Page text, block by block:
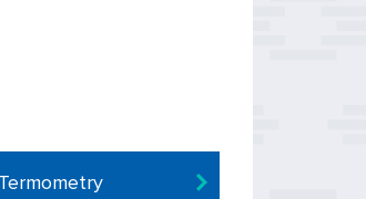
Termometry